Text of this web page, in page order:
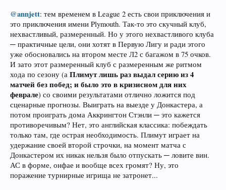
@annjett: тем временем в League 2 есть свои приключения и
это приключения имени Plymouth. Так-то это скучный клуб,
нехвастливый, размеренный. Но у этого нехвастливого клуба
─ практичные цели, они хотят в Первую Лигу и ради этого
уже обосновались на втором месте Л2 с багажом в 75 очков.
И зато этот размеренный клуб с размеренным же ритмом
хода по сезону (а Плимут лишь раз выдал серию из 4
матчей без побед; и было это в кризисном для них
феврале) со своими результатами отлично ложится под
сценарные прогнозы. Выиграть на выезде у Донкастера, а
потом проиграть дома Аккрингтон Стэнли ─ это кажется
противоречивым? Нет, это английская классика: побеждать
только там, где острая необходимость. Плимут играет на
удержание своей второй строчки, на момент матча с
Донкастером их никак нельзя было отпускать ─ ловите вин.
АС в форме, онфае и вообще всех громят? Ну, это
поражение турнирные игрища не затронет...